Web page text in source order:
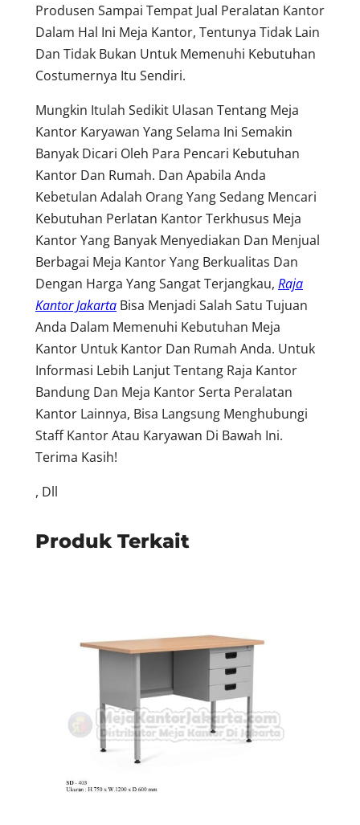
Produsen Sampai Tempat Jual Peralatan Kantor
Dalam Hal Ini Meja Kantor, Tentunya Tidak Lain
Dan Tidak Bukan Untuk Memenuhi Kebutuhan
Costumernya Itu Sendiri.
Mungkin Itulah Sedikit Ulasan Tentang Meja
Kantor Karyawan Yang Selama Ini Semakin
Banyak Dicari Oleh Para Pencari Kebutuhan
Kantor Dan Rumah. Dan Apabila Anda
Kebetulan Adalah Orang Yang Sedang Mencari
Kebutuhan Perlatan Kantor Terkhusus Meja
Kantor Yang Banyak Menyediakan Dan Menjual
Berbagai Meja Kantor Yang Berkualitas Dan
Dengan Harga Yang Sangat Terjangkau, Raja
Kantor Jakarta Bisa Menjadi Salah Satu Tujuan
Anda Dalam Memenuhi Kebutuhan Meja
Kantor Untuk Kantor Dan Rumah Anda. Untuk
Informasi Lebih Lanjut Tentang Raja Kantor
Bandung Dan Meja Kantor Serta Peralatan
Kantor Lainnya, Bisa Langsung Menghubungi
Staff Kantor Atau Karyawan Di Bawah Ini.
Terima Kasih!
, Dll
Produk Terkait